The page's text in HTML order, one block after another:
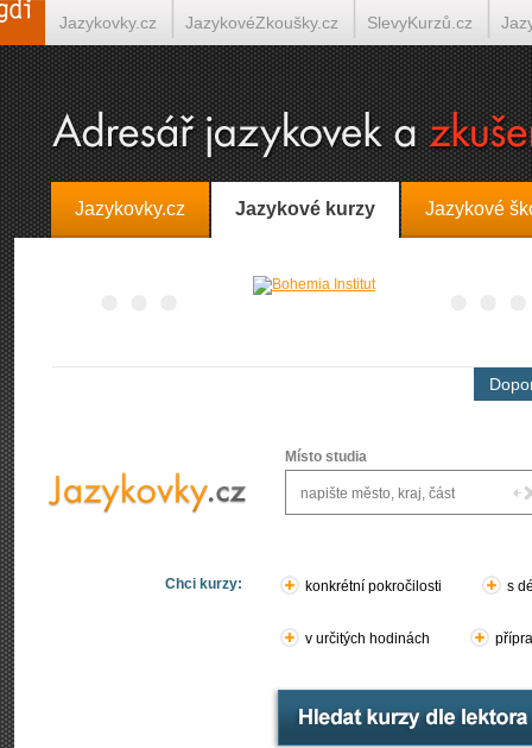
Jazykovky.cz Jazykové kurzy Jazykové
Místo studia
Chci kurzy: konkrétní pokročilosti s
v určitých hodinách
Jazykovky.cz JazykovéZkoušky.cz SlevyKurzů.cz
Španělština on-line Italština on-line Tlumočení-